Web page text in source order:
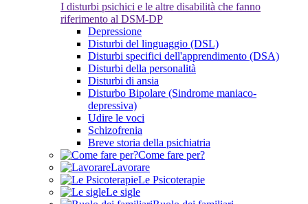
I disturbi psichici e le altre disabilità che fanno
riferimento al DSM-DP
Depressione
Disturbi del linguaggio (DSL)
Disturbi specifici dell'apprendimento (DSA)
Disturbi della personalità
Disturbi di ansia
Disturbo Bipolare (Sindrome maniaco-
depressiva)
Udire le voci
Schizofrenia
Breve storia della psichiatria
Come fare per?
Lavorare
Le Psicoterapie
Le sigle